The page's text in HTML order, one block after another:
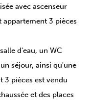
avec ascenseur
appartement 3 pièces
d'eau, un WC
séjour, ainsi qu'une
3 pièces est vendu
et des places